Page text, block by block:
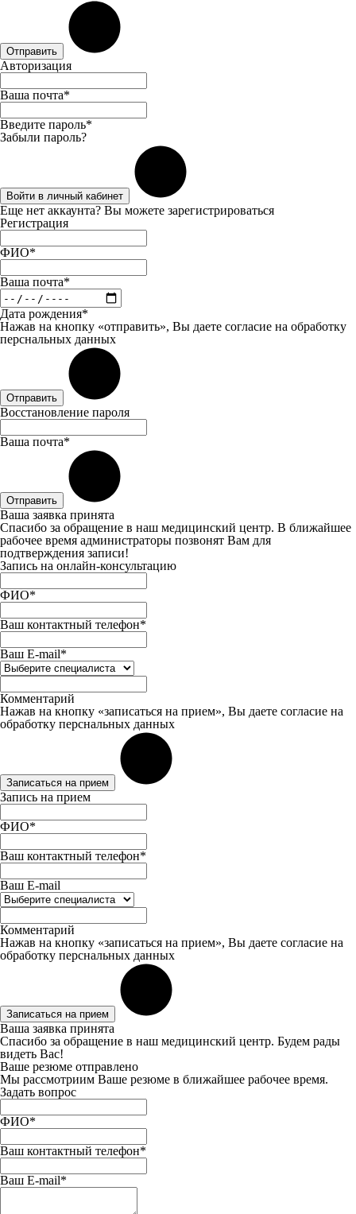
Отправить
Авторизация
Ваша почта*
Введите пароль*
Забыли пароль?
Войти в личный кабинет
Еще нет аккаунта? Вы можете зарегистрироваться
Регистрация
ФИО*
Ваша почта*
Дата рождения*
Нажав на кнопку «отправить», Вы даете согласие на обработку
перснальных данных
Отправить
Восстановление пароля
Ваша почта*
Отправить
Ваша заявка принята
Спасибо за обращение в наш медицинский центр. В ближайшее
рабочее время администраторы позвонят Вам для
подтверждения записи!
Запись на онлайн-консультацию
ФИО*
Ваш контактный телефон*
Ваш E-mail*
Комментарий
Нажав на кнопку «записаться на прием», Вы даете согласие на
обработку перснальных данных
Записаться на прием
Запись на прием
ФИО*
Ваш контактный телефон*
Ваш E-mail
Комментарий
Нажав на кнопку «записаться на прием», Вы даете согласие на
обработку перснальных данных
Записаться на прием
Ваша заявка принята
Спасибо за обращение в наш медицинский центр. Будем рады
видеть Вас!
Ваше резюме отправлено
Мы рассмотриим Ваше резюме в ближайшее рабочее время.
Задать вопрос
ФИО*
Ваш контактный телефон*
Ваш E-mail*